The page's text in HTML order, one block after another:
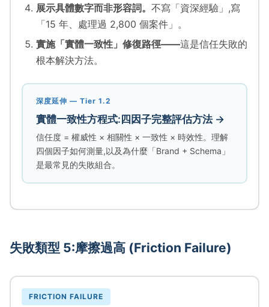
展示具體數字而非形容詞。 不寫「資深經驗」,寫
「15 年、處理過 2,800 個案件」。
實施「實體一致性」修復路徑——這是信任失敗的
根本解決方法。
深度延伸 — Tier 1.2
實體一致性方程式:四因子完整評估方法 →
信任度 = 權威性 × 相關性 × 一致性 × 時效性。理解
四個因子如何測量,以及為什麼「Brand + Schema」
是最常見的失敗組合。
失敗類型 5:摩擦過高 (Friction Failure)
FRICTION FAILURE